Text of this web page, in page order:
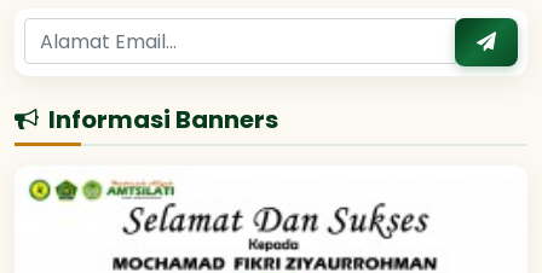
Informasi Banners